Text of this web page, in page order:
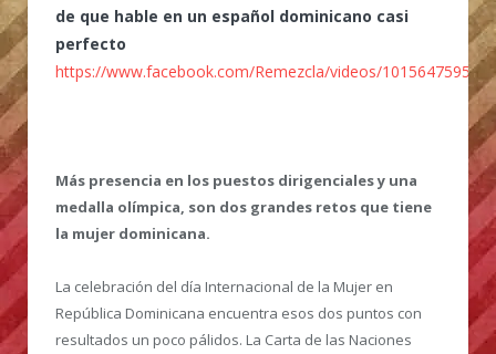
de que hable en un español dominicano casi
perfecto
https://www.facebook.com/Remezcla/videos/
Más presencia en los puestos dirigenciales y una
medalla olímpica, son dos grandes retos que tiene
la mujer dominicana.
La celebración del día Internacional de la Mujer en
República Dominicana encuentra esos dos puntos con
resultados un poco pálidos. La Carta de las Naciones